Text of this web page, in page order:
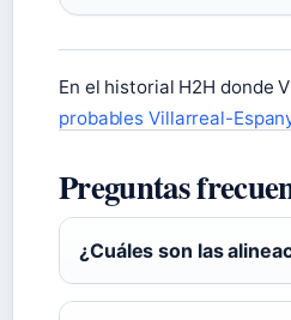
En el historial H2H donde
probables Villarreal-
Preguntas
¿Cuáles son las